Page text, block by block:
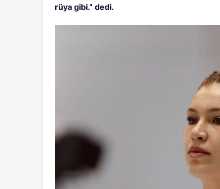
rüya gibi.”dedi.